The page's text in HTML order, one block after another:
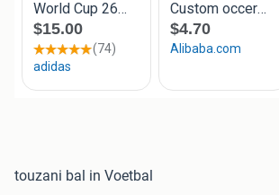
touzani bal in Voetbal